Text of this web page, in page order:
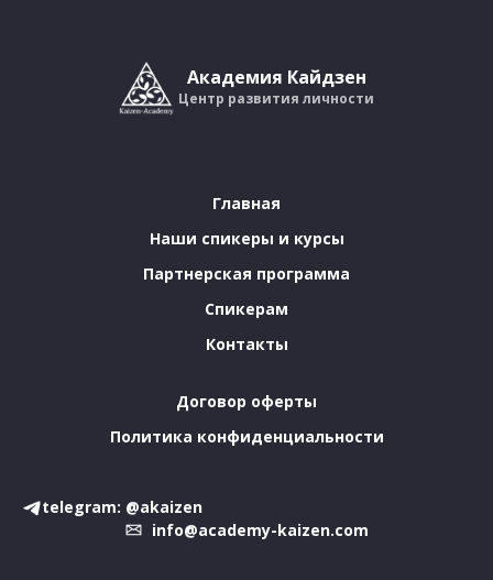
Академия Кайдзен
Центр развития личности
Главная
Наши спикеры и курсы
Партнерская программа
Спикерам
Контакты
Договор оферты
Политика конфиденциальности
telegram: @akaizen
info@academy-kaizen.com